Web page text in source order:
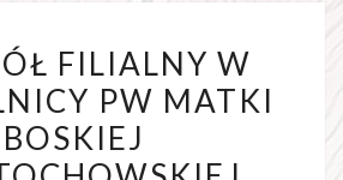
W
FILIALNY W
PW MATKI
BOSKIEJ